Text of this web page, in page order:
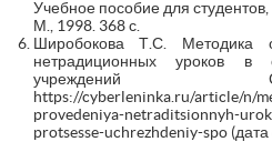
Учебное пособие для
М., 1998. 368 с.
Широбокова Т.С. Методика
нетрадиционных уроков в
https://cyberleninka.ru/article/n/
provedeniya-netraditsionnyh-
protsesse-uchrezhdeniy-spo